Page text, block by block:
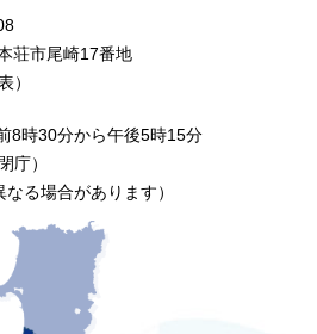
荘市尾崎17番地
）
8時30分から午後5時15分
庁）
る場合があります）